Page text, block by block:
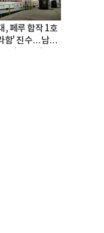
, 페루 합작 1호
함' 진수…남미